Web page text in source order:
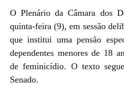
O Plenário da Câmara dos
quinta-feira (9), em sessão
que institui uma pensão
dependentes menores de 18
de feminicídio. O texto
Senado.